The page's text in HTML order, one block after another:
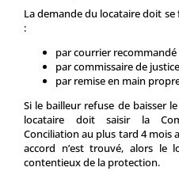
La demande du locataire doit
:
par courrier recommandé
par commissaire de
par remise en main
Si le bailleur refuse de baisser
locataire doit saisir la
Conciliation au plus tard 4 mois
accord n’est trouvé, alors le
contentieux de la protection.